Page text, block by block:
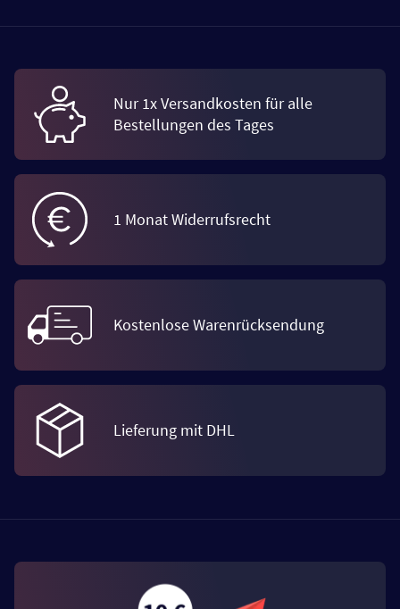
Nur 1x Versandkosten für alle
Bestellungen des Tages
1 Monat Widerrufsrecht
Kostenlose Warenrücksendung
Lieferung mit DHL